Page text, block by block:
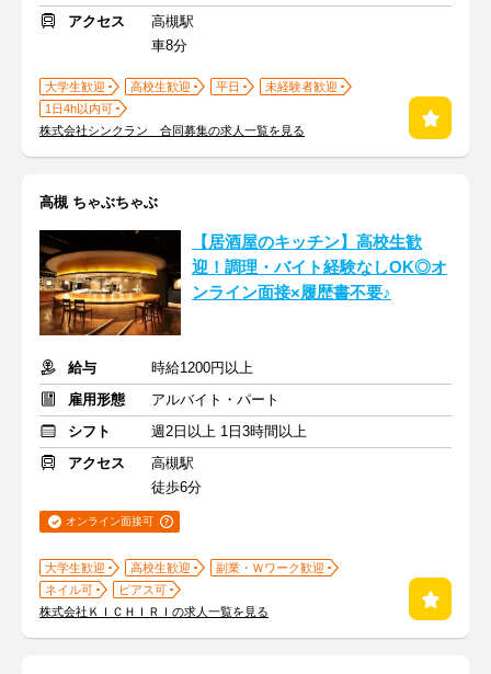
アクセス
高槻駅
車8分
大学生歓迎 高校生歓迎 平日
未経験者歓迎
1日4h以内可
株式会社シンクラン 合同募集の求人一覧を見る
高槻 ちゃぶちゃぶ
【居酒屋のキッチン】高校生歓
迎！調理・バイト経験なしOK◎オ
ンライン面接×履歴書不要♪
給与
時給1200円以上
雇用形態
アルバイト・パート
シフト
週2日以上 1日3時間以上
アクセス
高槻駅
徒歩6分
オンライン面接可
大学生歓迎 高校生歓迎
副業・Ｗワーク歓迎
ネイル可
ピアス可
株式会社ＫＩＣＨＩＲＩの求人一覧を見る